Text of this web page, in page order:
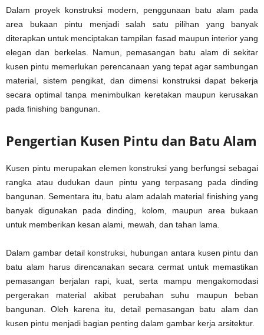
Dalam proyek konstruksi modern, penggunaan batu alam pada
area bukaan pintu menjadi salah satu pilihan yang banyak
diterapkan untuk menciptakan tampilan fasad maupun interior yang
elegan dan berkelas. Namun, pemasangan batu alam di sekitar
kusen pintu memerlukan perencanaan yang tepat agar sambungan
material, sistem pengikat, dan dimensi konstruksi dapat bekerja
secara optimal tanpa menimbulkan keretakan maupun kerusakan
pada finishing bangunan.
Pengertian Kusen Pintu dan Batu Alam
Kusen pintu merupakan elemen konstruksi yang berfungsi sebagai
rangka atau dudukan daun pintu yang terpasang pada dinding
bangunan. Sementara itu, batu alam adalah material finishing yang
banyak digunakan pada dinding, kolom, maupun area bukaan
untuk memberikan kesan alami, mewah, dan tahan lama.
Dalam gambar detail konstruksi, hubungan antara kusen pintu dan
batu alam harus direncanakan secara cermat untuk memastikan
pemasangan berjalan rapi, kuat, serta mampu mengakomodasi
pergerakan material akibat perubahan suhu maupun beban
bangunan. Oleh karena itu, detail pemasangan batu alam dan
kusen pintu menjadi bagian penting dalam gambar kerja arsitektur.